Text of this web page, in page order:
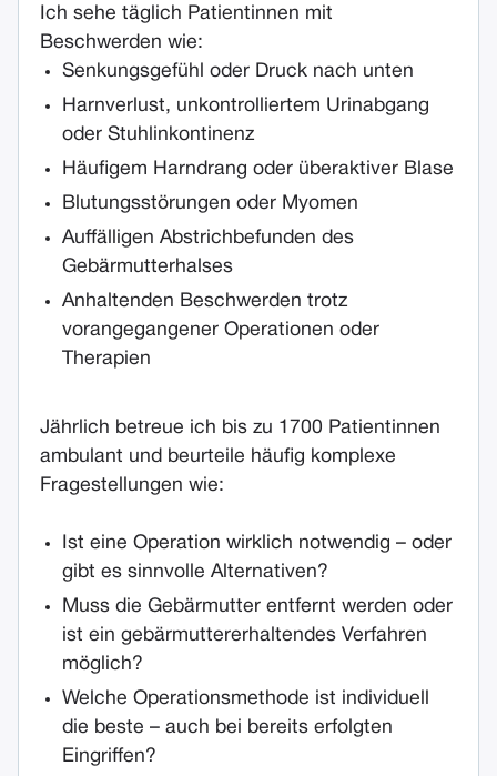
Ich sehe täglich Patientinnen mit
Beschwerden wie:
Senkungsgefühl oder Druck nach unten
Harnverlust, unkontrolliertem Urinabgang
oder Stuhlinkontinenz
Häufigem Harndrang oder überaktiver Blase
Blutungsstörungen oder Myomen
Auffälligen Abstrichbefunden des
Gebärmutterhalses
Anhaltenden Beschwerden trotz
vorangegangener Operationen oder
Therapien
Jährlich betreue ich bis zu 1700 Patientinnen
ambulant und beurteile häufig komplexe
Fragestellungen wie:
Ist eine Operation wirklich notwendig – oder
gibt es sinnvolle Alternativen?
Muss die Gebärmutter entfernt werden oder
ist ein gebärmuttererhaltendes Verfahren
möglich?
Welche Operationsmethode ist individuell
die beste – auch bei bereits erfolgten
Eingriffen?